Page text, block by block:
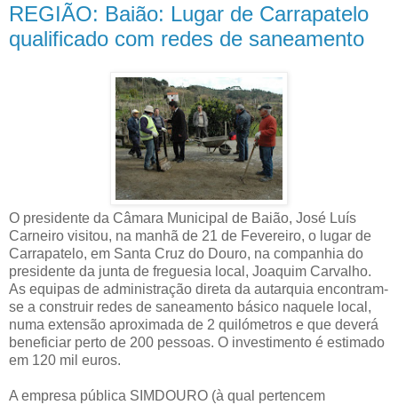
REGIÃO: Baião: Lugar de Carrapatelo
qualificado com redes de saneamento
O presidente da Câmara Municipal de Baião, José Luís
Carneiro visitou, na manhã de 21 de Fevereiro, o lugar de
Carrapatelo, em Santa Cruz do Douro, na companhia do
presidente da junta de freguesia local, Joaquim Carvalho.
As equipas de administração direta da autarquia encontram-
se a construir redes de saneamento básico naquele local,
numa extensão aproximada de 2 quilómetros e que deverá
beneficiar perto de 200 pessoas. O investimento é estimado
em 120 mil euros.
A empresa pública SIMDOURO (à qual pertencem